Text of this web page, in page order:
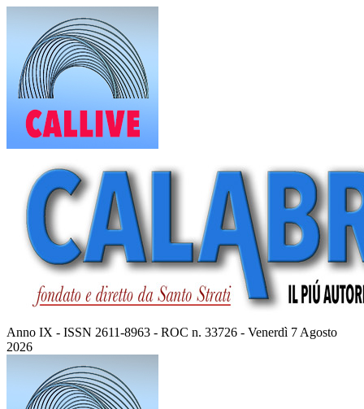
contenuto
Anno IX - ISSN 2611-8963 - ROC n. 33726 - Venerdì 7 Agosto
2026